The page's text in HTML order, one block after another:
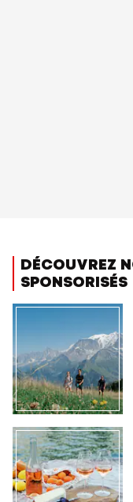
DÉCOUVREZ
SPONSORISÉS